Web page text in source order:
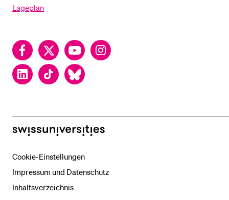
Lageplan
FacebookTwitter YouTubeInstagram
LinkedInTikTok Bluesky
swissuniversities
Cookie-Einstellungen
Impressum und Datenschutz
Inhaltsverzeichnis